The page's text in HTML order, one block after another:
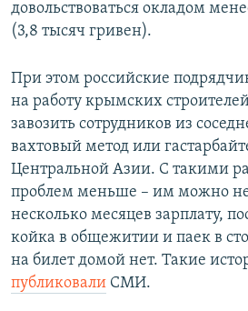
довольствоваться окладом
(3,8 тысяч гривен).
При этом российские
на работу крымских
завозить сотрудников из
вахтовый метод или
Центральной Азии. С такими
проблем меньше – им можно
несколько месяцев зарплату,
койка в общежитии и паек в
на билет домой нет. Такие
публиковали СМИ.